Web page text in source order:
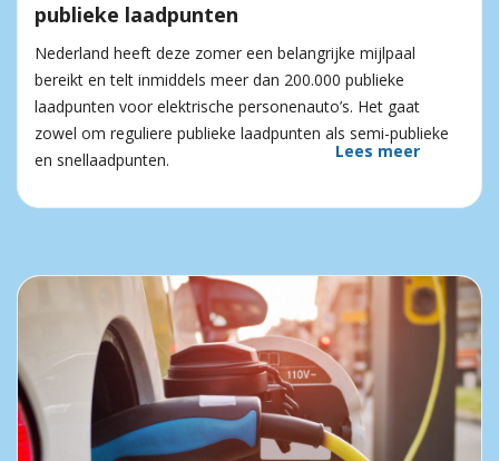
publieke laadpunten
Nederland heeft deze zomer een belangrijke mijlpaal
bereikt en telt inmiddels meer dan 200.000 publieke
laadpunten voor elektrische personenauto’s. Het gaat
zowel om reguliere publieke laadpunten als semi-publieke
en snellaadpunten.
Lees meer